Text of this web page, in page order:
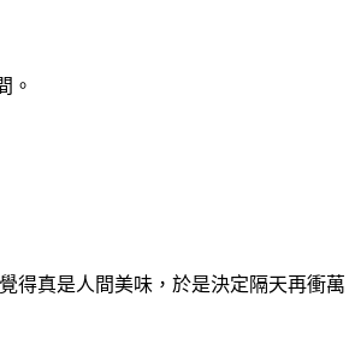
。
得真是人間美味，於是決定隔天再衝萬